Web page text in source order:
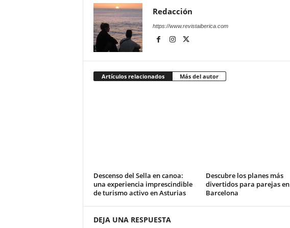
Redacción
https://www.revistaiberica.com
Artículos relacionados Más del autor
Descenso del Sella en canoa:
una experiencia imprescindible
de turismo activo en Asturias
Descubre los planes más
divertidos para parejas en
Barcelona
DEJA UNA RESPUESTA